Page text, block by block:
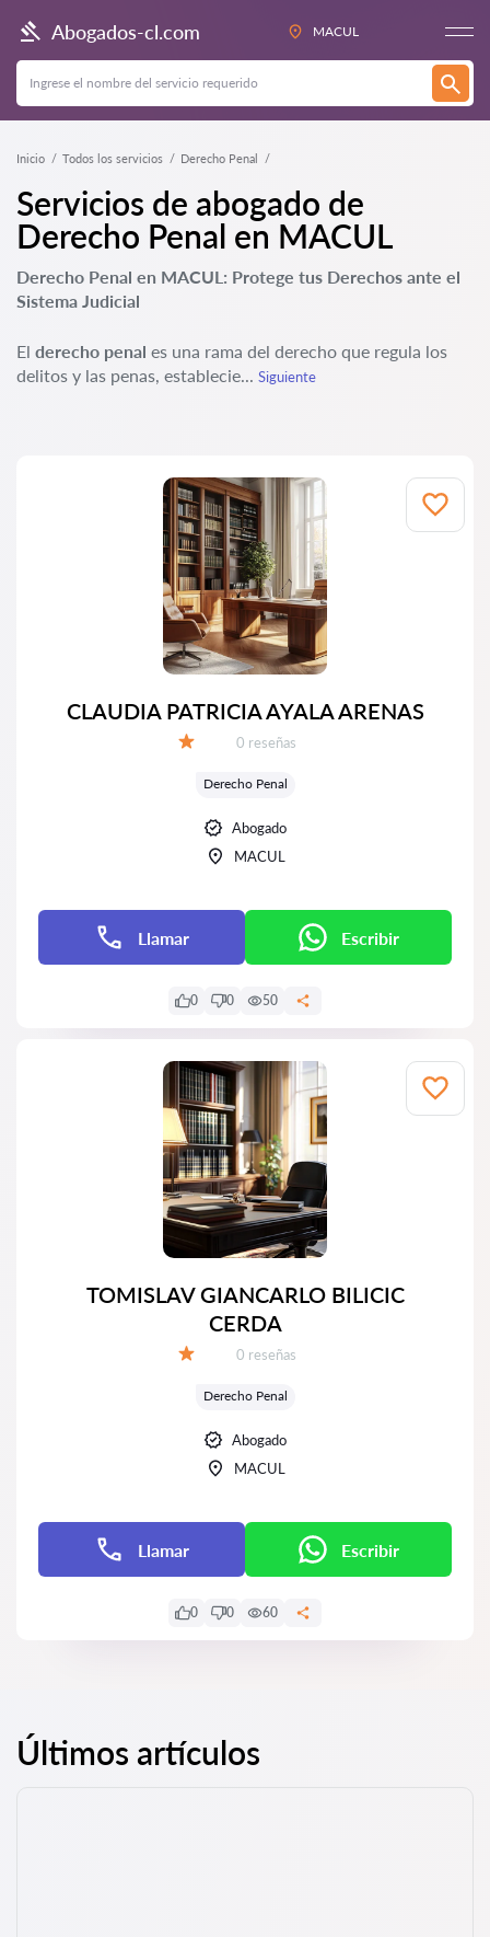
Abogados-cl.com MACUL
Inicio Todos los servicios Derecho Penal
Servicios de abogado de
Derecho Penal en MACUL
Derecho Penal en MACUL: Protege tus Derechos ante el
Sistema Judicial
El derecho penal es una rama del derecho que regula los
delitos y las penas, establecie... Siguiente
CLAUDIA PATRICIA AYALA ARENAS
Número de reseñas:
0 reseñas
Derecho Penal
Abogado
MACUL
Llamar Escribir
0 0 50
TOMISLAV GIANCARLO BILICIC
CERDA
Número de reseñas:
0 reseñas
Derecho Penal
Abogado
MACUL
Llamar Escribir
0 0 60
Últimos artículos